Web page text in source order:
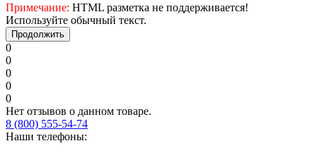
Примечание: HTML разметка не поддерживается!
Используйте обычный текст.
Продолжить
0
0
0
0
0
Нет отзывов о данном товаре.
8 (800) 555-54-74
Наши телефоны: